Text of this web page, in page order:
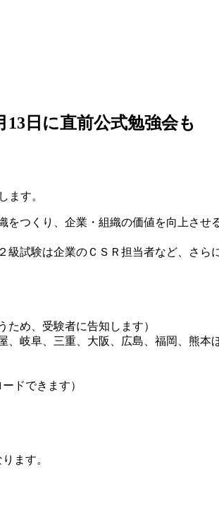
日に直前公式勉強会も
ます。
つくり、企業・組織の価値を向上さ
級試験は企業のＣＳＲ担当者など、さ
ため、受験者に告知します）
岐阜、三重、大阪、広島、福岡、熊本
ドできます）
ます。